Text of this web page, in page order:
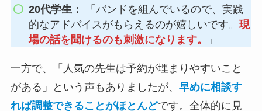
20代学生：
「バンドを組んでいるので、実践
的なアドバイスがもらえるのが嬉しいです。現
場の話を聞けるのも刺激になります。
」
一方で、「人気の先生は予約が埋まりやすいこと
がある」という声もありましたが、 早めに相談す
れば調整できることがほとんどです。全体的に見